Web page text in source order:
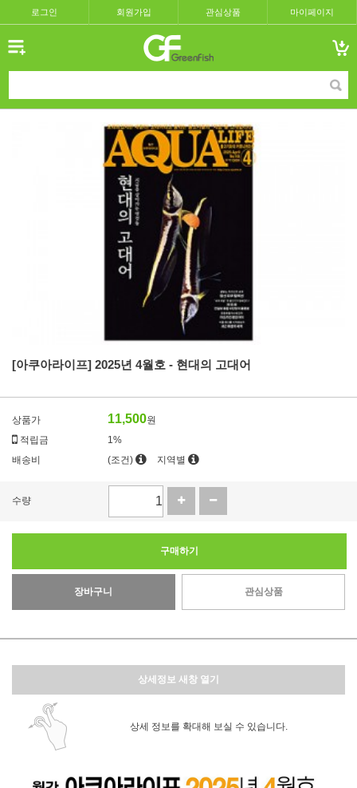
로그인 회원가입 관심상품 마이페이지
[아쿠아라이프] 2025년 4월호 - 현대의 고대어
상품가 11,500원
적립금
1%
배송비
(조건) 지역별
수량
구매하기
장바구니 관심상품
상세정보 새창 열기
상세 정보를 확대해 보실 수 있습니다.